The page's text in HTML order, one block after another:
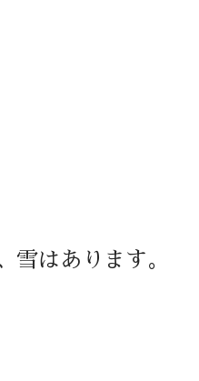
雪はあります。